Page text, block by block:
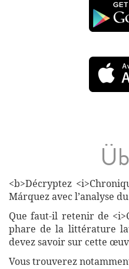
<b>Décryptez
Márquez avec l’analyse
Que faut-il retenir de
phare de la littérature
devez savoir sur cette
Vous trouverez